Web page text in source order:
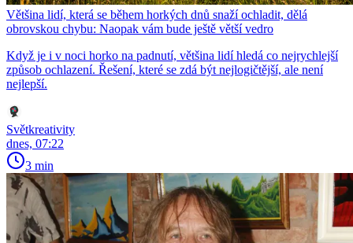
Většina lidí, která se během horkých dnů snaží ochladit, dělá
obrovskou chybu: Naopak vám bude ještě větší vedro
Když je i v noci horko na padnutí, většina lidí hledá co nejrychlejší
způsob ochlazení. Řešení, které se zdá být nejlogičtější, ale není
nejlepší.
Světkreativity
dnes, 07:22
3 min